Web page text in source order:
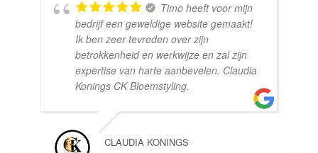
Timo heeft voor mijn
bedrijf een geweldige website gemaakt!
Ik ben zeer tevreden over zijn
betrokkenheid en werkwijze en zal zijn
expertise van harte aanbevelen. Claudia
Konings CK Bloemstyling.
CLAUDIA KONINGS